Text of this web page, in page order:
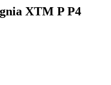
XTM P P4